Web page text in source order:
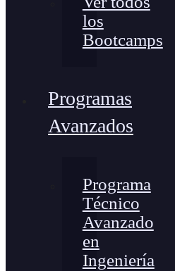
los
Bootcamps
Programas
Avanzados
Programa
Técnico
Avanzado
en
Ingeniería